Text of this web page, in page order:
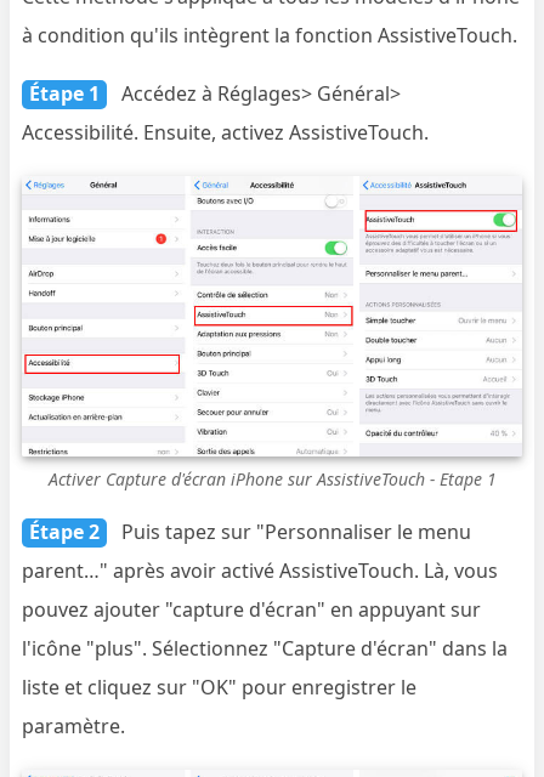
à condition qu'ils intègrent la fonction AssistiveTouch.
Étape 1
Accédez à Réglages> Général>
Accessibilité. Ensuite, activez AssistiveTouch.
Activer Capture d'écran iPhone sur AssistiveTouch - Etape 1
Étape 2
Puis tapez sur "Personnaliser le menu
parent…" après avoir activé AssistiveTouch. Là, vous
pouvez ajouter "capture d'écran" en appuyant sur
l'icône "plus". Sélectionnez "Capture d'écran" dans la
liste et cliquez sur "OK" pour enregistrer le
paramètre.